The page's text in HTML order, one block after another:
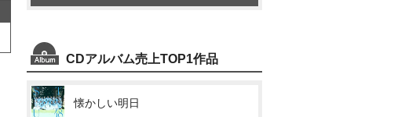
CDアルバム売上TOP1作品
懐かしい明日